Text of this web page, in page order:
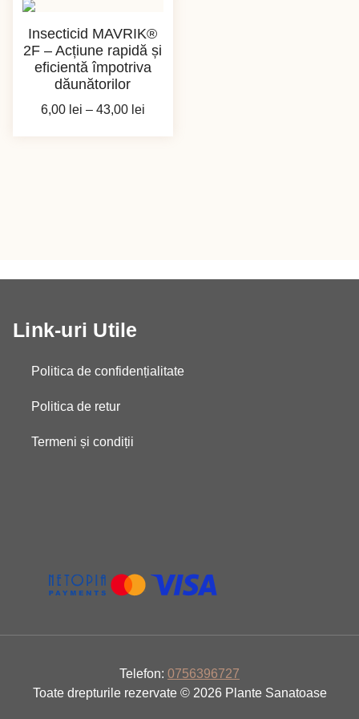
Insecticid MAVRIK®
2F – Acțiune rapidă și
eficientă împotriva
dăunătorilor
6,00 lei – 43,00 leiInterval
Link-uri Utile
Politica de confidențialitate
Politica de retur
Termeni și condiții
Telefon: 0756396727
Toate drepturile rezervate © 2026 Plante Sanatoase